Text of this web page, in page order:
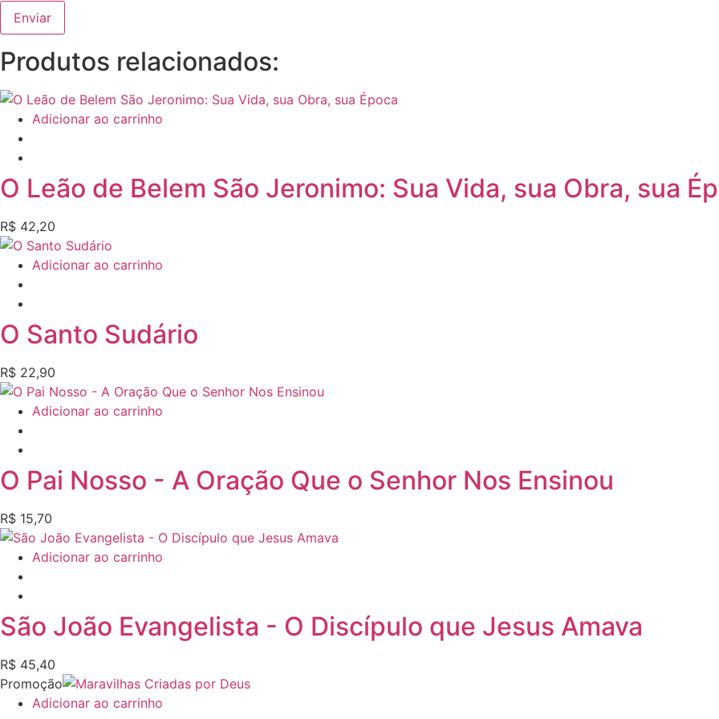
Produtos relacionados:
Adicionar ao carrinho
O Leão de Belem São Jeronimo: Sua Vida, sua Obra, sua
R$ 42,20
Adicionar ao carrinho
O Santo Sudário
R$ 22,90
Adicionar ao carrinho
O Pai Nosso - A Oração Que o Senhor Nos Ensinou
R$ 15,70
Adicionar ao carrinho
São João Evangelista - O Discípulo que Jesus Amava
R$ 45,40
Promoção
Adicionar ao carrinho